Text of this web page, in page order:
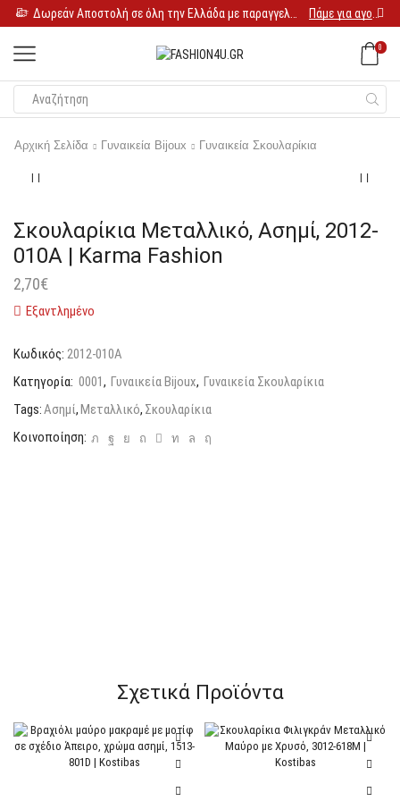
Πάμε για αγορές
0
Αρχική Σελίδα Γυναικεία Bijoux Γυναικεία Σκουλαρίκια
Σκουλαρίκια Μεταλλικό, Ασημί, 2012-
010A | Karma Fashion
2,70€
Εξαντλημένο
Κωδικός: 2012-010A
Κατηγορία: 0001 , Γυναικεία Bijoux, Γυναικεία Σκουλαρίκια
Tags:Ασημί, Μεταλλικό, Σκουλαρίκια
Κοινοποίηση:
Σχετικά Προϊόντα